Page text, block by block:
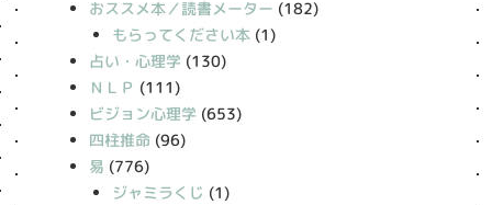
おススメ本／読書メーター (182)
もらってください本(1)
占い・心理学 (130)
ＮＬＰ (111)
ビジョン心理学 (653)
四柱推命 (96)
易 (776)
ジャミラくじ (1)